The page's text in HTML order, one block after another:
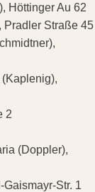
Höttinger Au 62
Pradler Straße 45
2
(Doppler),
Str. 1